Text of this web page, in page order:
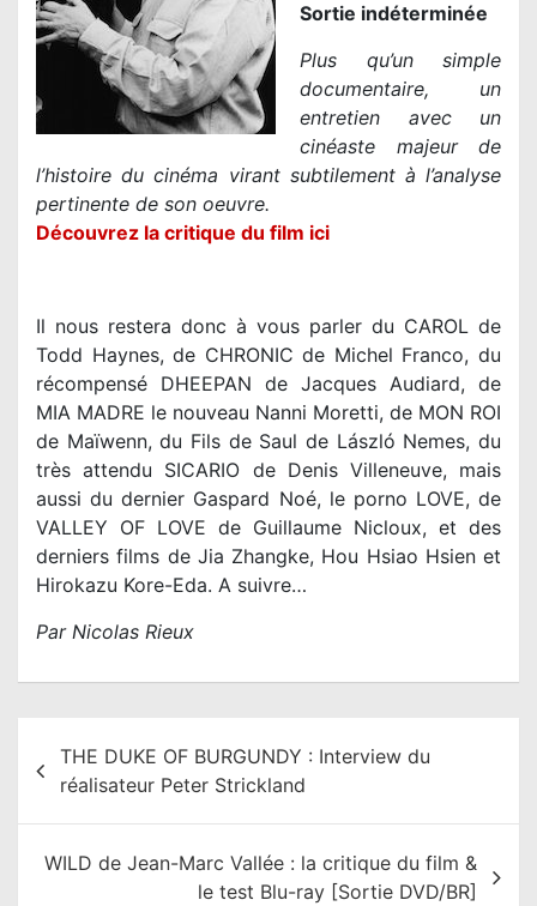
Sortie indéterminée
Plus qu’un simple
documentaire, un
entretien avec un
cinéaste majeur de
l’histoire du cinéma virant subtilement à l’analyse
pertinente de son oeuvre.
Découvrez la critique du film ici
Il nous restera donc à vous parler du CAROL de
Todd Haynes, de CHRONIC de Michel Franco, du
récompensé DHEEPAN de Jacques Audiard, de
MIA MADRE le nouveau Nanni Moretti, de MON ROI
de Maïwenn, du Fils de Saul de László Nemes, du
très attendu SICARIO de Denis Villeneuve, mais
aussi du dernier Gaspard Noé, le porno LOVE, de
VALLEY OF LOVE de Guillaume Nicloux, et des
derniers films de Jia Zhangke, Hou Hsiao Hsien et
Hirokazu Kore-Eda. A suivre…
Par Nicolas Rieux
THE DUKE OF BURGUNDY : Interview du
réalisateur Peter Strickland
WILD de Jean-Marc Vallée : la critique du film &
le test Blu-ray [Sortie DVD/BR]